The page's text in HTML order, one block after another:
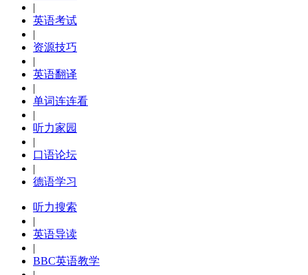
|
英语考试
|
资源技巧
|
英语翻译
|
单词连连看
|
听力家园
|
口语论坛
|
德语学习
听力搜索
|
英语导读
|
BBC英语教学